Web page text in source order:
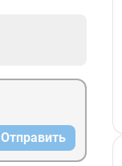
Отправить